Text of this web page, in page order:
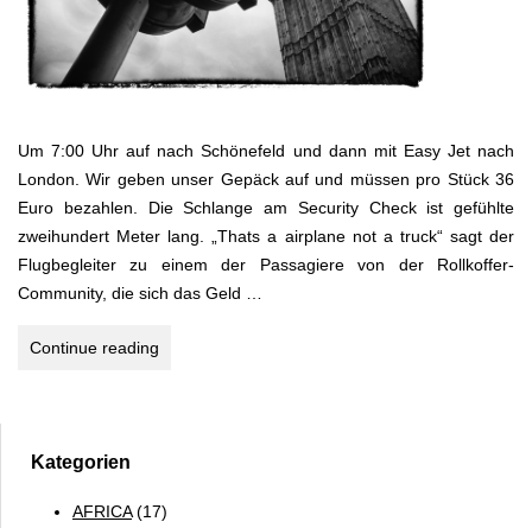
Um 7:00 Uhr auf nach Schönefeld und dann mit Easy Jet nach
London. Wir geben unser Gepäck auf und müssen pro Stück 36
Euro bezahlen. Die Schlange am Security Check ist gefühlte
zweihundert Meter lang. „Thats a airplane not a truck“ sagt der
Flugbegleiter zu einem der Passagiere von der Rollkoffer-
Community, die sich das Geld …
Continue reading
Kategorien
AFRICA(17)